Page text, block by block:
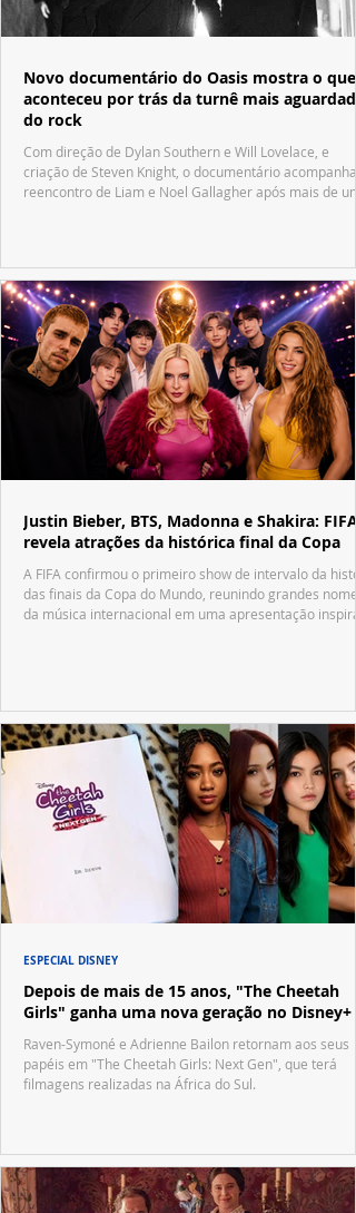
Novo documentário do Oasis mostra o que
aconteceu por trás da turnê mais aguardada
do rock
Com direção de Dylan Southern e Will Lovelace, e
criação de Steven Knight, o documentário acompanha
reencontro de Liam e Noel Gallagher após mais de
Justin Bieber, BTS, Madonna e Shakira: FIFA
revela atrações da histórica final da Copa
A FIFA confirmou o primeiro show de intervalo da
das finais da Copa do Mundo, reunindo grandes nomes
da música internacional em uma apresentação
Depois de mais de 15 anos, "The Cheetah
Girls" ganha uma nova geração no Disney+
Raven-Symoné e Adrienne Bailon retornam aos seus
papéis em "The Cheetah Girls: Next Gen", que terá
filmagens realizadas na África do Sul.
ESPECIAL DISNEY